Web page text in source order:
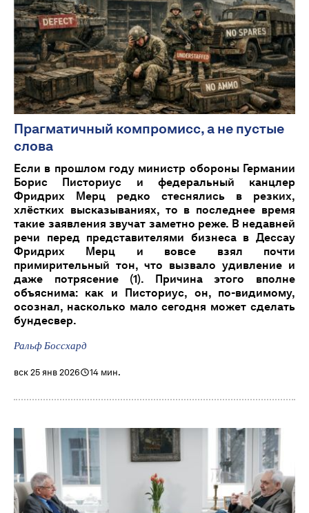
Прагматичный компромисс, а не пустые
слова
Если в прошлом году министр обороны Германии
Борис Писториус и федеральный канцлер
Фридрих Мерц редко стеснялись в резких,
хлёстких высказываниях, то в последнее время
такие заявления звучат заметно реже. В недавней
речи перед представителями бизнеса в Дессау
Фридрих Мерц и вовсе взял почти
примирительный тон, что вызвало удивление и
даже потрясение (1). Причина этого вполне
объяснима: как и Писториус, он, по-видимому,
осознал, насколько мало сегодня может сделать
бундесвер.
Ральф Боссхард
вск 25 янв 2026 14 мин.